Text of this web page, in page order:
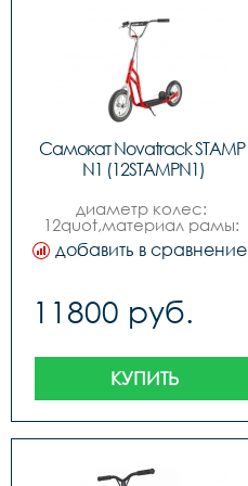
Самокат Novatrack STAMP
N1 (12STAMPN1)
диаметр колес:
12quot,материал рамы:
сталь,пол: для
мальчиковдля
100кг,материал колес:
бутил, камера,место
6,9 кг,возраст: 6
добавить в сравнение
11800 руб.
КУПИТЬ